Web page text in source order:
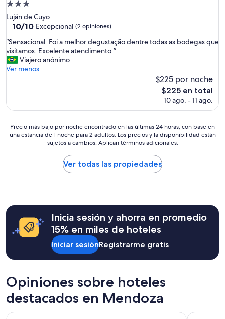
Propiedad
de
3.0
Luján de Cuyo
10.0
10,
Excepcional,
(2
opiniones)
10/10 Excepcional (2 opiniones)
“
S
e
n
i
l
e
u
s
t
a
“Sensacional. Foi a melhor degustação dentre todas as bodegas que
visitamos. Excelente atendimento.”
Viajero anónimo
Ver menos
$225 por noche
El
precio
de
$225
$225 en total
10 ago. - 11 ago.
Precio
más
24
horas,
base
una
estancia
1
noche
para
adultos.
Precio más bajo por noche encontrado en las últimas 24 horas, con base en
una estancia de 1 noche para 2 adultos. Los precios y la disponibilidad están
sujetos a cambios. Aplican términos adicionales.
Ver todas las propiedades
Inicia sesión y ahorra en promedio
15% en miles de hoteles
Iniciar sesiónRegistrarme gratis
Opiniones sobre hoteles
destacados en Mendoza
Gran Hotel Dakar